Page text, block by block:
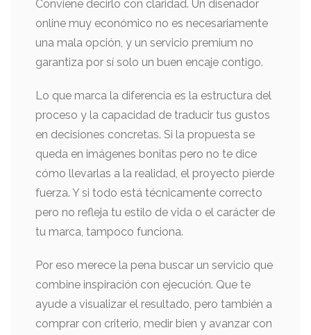
Conviene decirlo con claridad. Un diseñador
online muy económico no es necesariamente
una mala opción, y un servicio premium no
garantiza por sí solo un buen encaje contigo.
Lo que marca la diferencia es la estructura del
proceso y la capacidad de traducir tus gustos
en decisiones concretas. Si la propuesta se
queda en imágenes bonitas pero no te dice
cómo llevarlas a la realidad, el proyecto pierde
fuerza. Y si todo está técnicamente correcto
pero no refleja tu estilo de vida o el carácter de
tu marca, tampoco funciona.
Por eso merece la pena buscar un servicio que
combine inspiración con ejecución. Que te
ayude a visualizar el resultado, pero también a
comprar con criterio, medir bien y avanzar con